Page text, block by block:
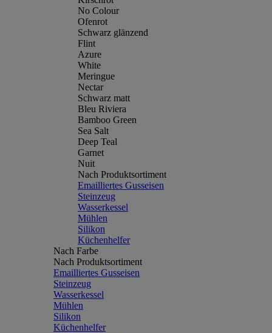
No Colour
Ofenrot
Schwarz glänzend
Flint
Azure
White
Meringue
Nectar
Schwarz matt
Bleu Riviera
Bamboo Green
Sea Salt
Deep Teal
Garnet
Nuit
Nach Produktsortiment
Emailliertes Gusseisen
Steinzeug
Wasserkessel
Mühlen
Silikon
Küchenhelfer
Nach Farbe
Nach Produktsortiment
Emailliertes Gusseisen
Steinzeug
Wasserkessel
Mühlen
Silikon
Küchenhelfer